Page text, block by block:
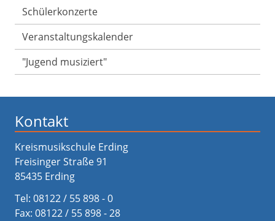
Schülerkonzerte
Veranstaltungs­kalender
"Jugend musiziert"
Kontakt
Kreismusikschule Erding
Freisinger Straße 91
85435 Erding
Tel: 08122 / 55 898 - 0
Fax: 08122 / 55 898 - 28